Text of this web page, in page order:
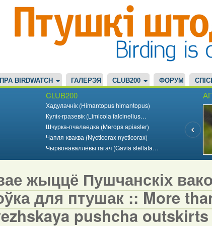
ПРА BIRDWATCH ГАЛЕРЭЯ CLUB200 ФОРУМ
CLUB200
Хадулачнік (Himantopus himantopus)
Кулік-гразевік (Limicola falcinellus…
Шчурка-пчалаедка (Merops apiaster)
Чапля-кваква (Nycticorax nycticorax)
Чырвонаваллёвы гагач (Gavia stellata…
жыццё Пушчанскіх
для птушак :: More
pushcha outskirts